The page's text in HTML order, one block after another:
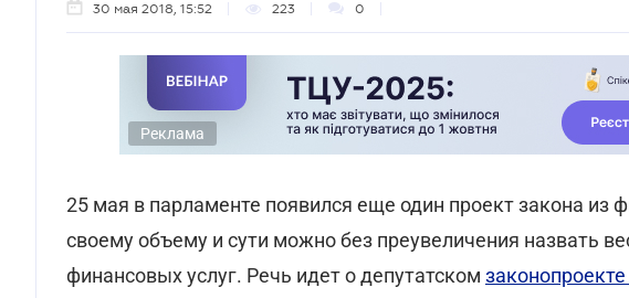
30 мая 2018, 15:52 223 0
Реклама
25 мая в парламенте появился еще один проект закона из
своему объему и сути можно без преувеличения назвать
финансовых услуг. Речь идет о депутатском